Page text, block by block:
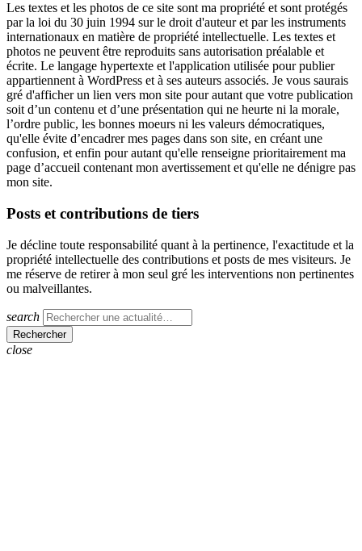
Les textes et les photos de ce site sont ma propriété et sont protégés
par la loi du 30 juin 1994 sur le droit d'auteur et par les instruments
internationaux en matière de propriété intellectuelle. Les textes et
photos ne peuvent être reproduits sans autorisation préalable et
écrite. Le langage hypertexte et l'application utilisée pour publier
appartiennent à WordPress et à ses auteurs associés. Je vous saurais
gré d'afficher un lien vers mon site pour autant que votre publication
soit d’un contenu et d’une présentation qui ne heurte ni la morale,
l’ordre public, les bonnes moeurs ni les valeurs démocratiques,
qu'elle évite d’encadrer mes pages dans son site, en créant une
confusion, et enfin pour autant qu'elle renseigne prioritairement ma
page d’accueil contenant mon avertissement et qu'elle ne dénigre pas
mon site.
Posts et contributions de tiers
Je décline toute responsabilité quant à la pertinence, l'exactitude et la
propriété intellectuelle des contributions et posts de mes visiteurs. Je
me réserve de retirer à mon seul gré les interventions non pertinentes
ou malveillantes.
search
close